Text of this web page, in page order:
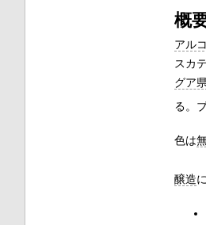
概
アル
スカ
グア県
る。
色は
醸造